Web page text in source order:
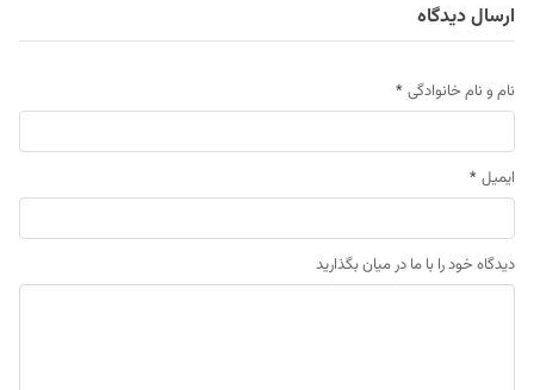
ارسال دیدگاه
نام و نام خانوادگی *
ایمیل *
دیدگاه خود را با ما در میان بگذارید